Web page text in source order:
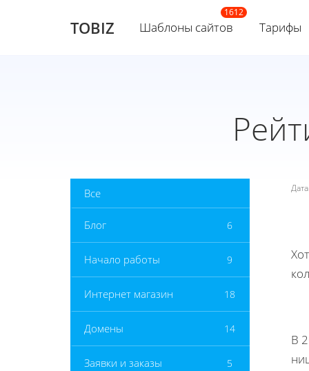
TOBIZ Шаблоны сайтов Тарифы
Все
Блог 6
Начало работы 9
Интернет магазин 18
Домены 14
Заявки и заказы 5
В